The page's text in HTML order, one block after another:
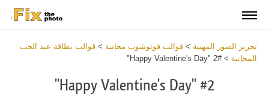
تحرير الصور المهنية > قوالب فوتوشوب مجانية > قوالب بطاقة عيد الحب
المجانية >
#2 "Happy Valentine's Day"
#2 "Happy Valentine's Day"